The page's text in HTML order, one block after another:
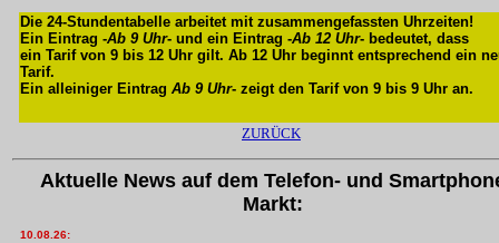
Die 24-Stundentabelle arbeitet mit zusammengefassten Uhrzeiten!
Ein Eintrag -Ab 9 Uhr- und ein Eintrag -Ab 12 Uhr- bedeutet, dass
ein Tarif von 9 bis 12 Uhr gilt. Ab 12 Uhr beginnt entsprechend ein
Tarif.
Ein alleiniger Eintrag Ab 9 Uhr- zeigt den Tarif von 9 bis 9 Uhr an.
ZURÜCK
Aktuelle News auf dem Telefon- und
Markt:
10.08.26: